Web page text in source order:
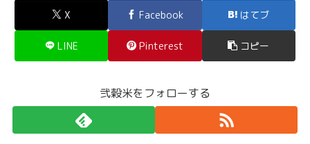
X Facebook はてブ
LINE Pinterest コピー
弐穀米をフォローする